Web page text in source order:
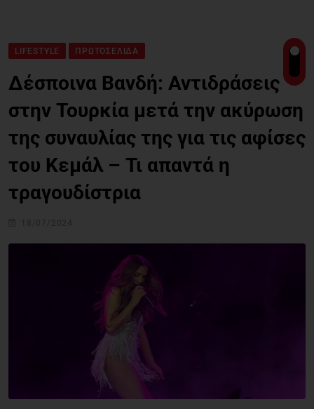
LIFESTYLE ΠΡΩΤΟΣΈΛΙΔΑ
Δέσποινα Βανδή: Αντιδράσεις
στην Τουρκία μετά την ακύρωση
της συναυλίας της για τις αφίσες
του Κεμάλ – Τι απαντά η
τραγουδίστρια